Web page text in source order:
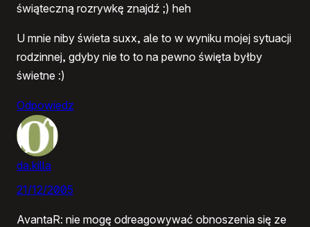
świąteczną rozrywkę znajdź ;) heh
U mnie niby świeta suxx, ale to w wyniku mojej sytuacji
rodzinnej, gdyby nie to to na pewno święta byłby
świetne :)
Odpowiedz
da.killa
21/12/2005
AvantaR: nie mogę odreagowywać obnoszenia się ze